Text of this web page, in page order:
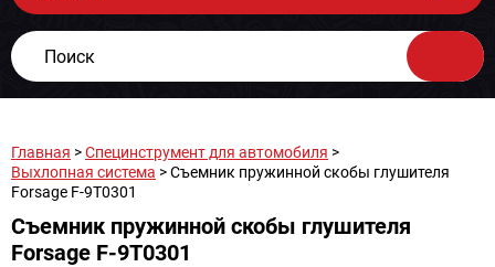
Главная >Специнструмент для автомобиля >
Выхлопная система > Съемник пружинной скобы глушителя
Forsage F-9T0301
Съемник пружинной скобы глушителя
Forsage F-9T0301